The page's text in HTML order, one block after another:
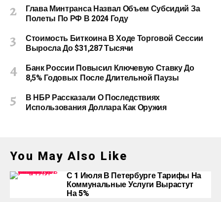
Глава Минтранса Назвал Объем Субсидий За
Полеты По РФ В 2024 Году
Стоимость Биткоина В Ходе Торговой Сессии
Выросла До $31,287 Тысячи
Банк России Повысил Ключевую Ставку До
8,5% Годовых После Длительной Паузы
В НБР Рассказали О Последствиях
Использования Доллара Как Оружия
You May Also Like
С 1 Июля В Петербурге Тарифы На
Коммунальные Услуги Вырастут
На 5%